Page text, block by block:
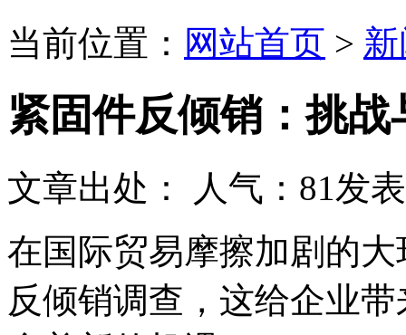
当前位置： 网站首页 >
紧固件反倾销：挑战
文章出处： 人气： 81发
在国际贸易摩擦加剧的
反倾销调查，这给企业